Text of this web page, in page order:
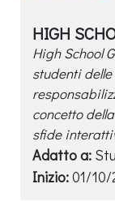
HIGH
High School
studenti
concetto
sfide
Adatto a:
Inizio:01/10/